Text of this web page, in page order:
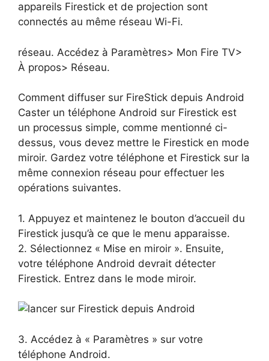
appareils Firestick et de projection sont
connectés au même réseau Wi-Fi.
réseau. Accédez à Paramètres> Mon Fire TV>
À propos> Réseau.
Comment diffuser sur FireStick depuis Android
Caster un téléphone Android sur Firestick est
un processus simple, comme mentionné ci-
dessus, vous devez mettre le Firestick en mode
miroir. Gardez votre téléphone et Firestick sur la
même connexion réseau pour effectuer les
opérations suivantes.
1. Appuyez et maintenez le bouton d’accueil du
Firestick jusqu’à ce que le menu apparaisse.
2. Sélectionnez « Mise en miroir ». Ensuite,
votre téléphone Android devrait détecter
Firestick. Entrez dans le mode miroir.
3. Accédez à « Paramètres » sur votre
téléphone Android.